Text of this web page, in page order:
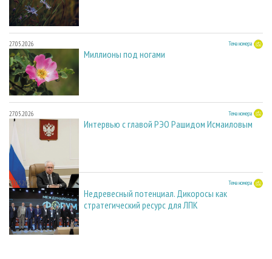
27.05.2026 Тема номера
Миллионы под ногами
27.05.2026 Тема номера
Интервью с главой РЭО Рашидом Исмаиловым
27.05.2026 Тема номера
Недревесный потенциал. Дикоросы как
стратегический ресурс для ЛПК